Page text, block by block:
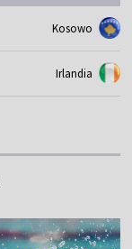
Kosowo
Irlandia